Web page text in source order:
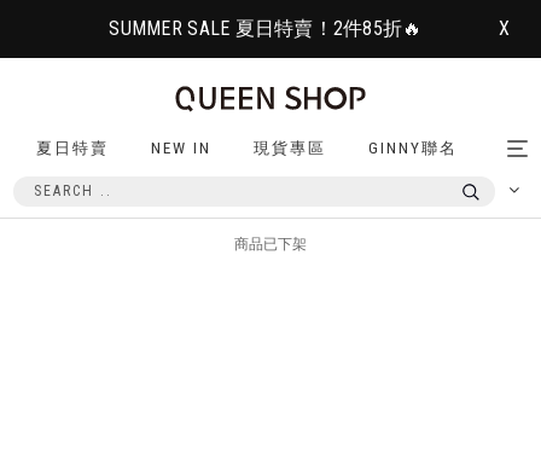
SUMMER SALE 夏日特賣！2件85折🔥 X
夏日特賣 NEW IN 現貨專區 GINNY聯名
商品已下架